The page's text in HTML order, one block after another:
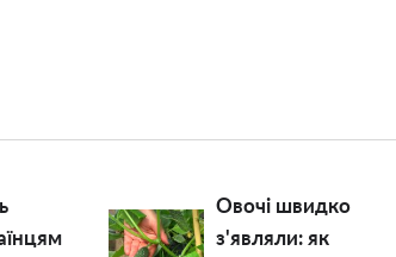
Україна не зможе
перемогти у небі: